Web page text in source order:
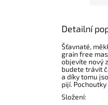
Detailní
Šťavnaté,
grain free
objevíte nový
budete trávit
a díky tomu
pijí.
Složení: